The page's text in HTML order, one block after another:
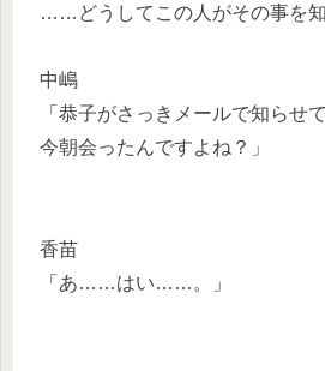
……どうしてこの人がその事を
中嶋
「恭子がさっきメールで知らせ
今朝会ったんですよね？」
香苗
「あ……はい……。」